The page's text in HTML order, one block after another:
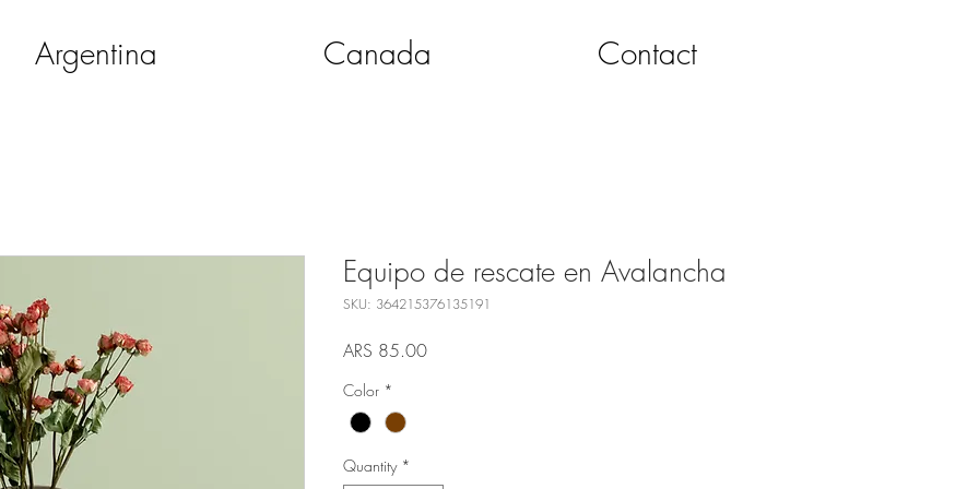
Argentina Canada Contact
Equipo de rescate en Avalancha
SKU: 364215376135191
ARS 85.00Price
Color *
Quantity *